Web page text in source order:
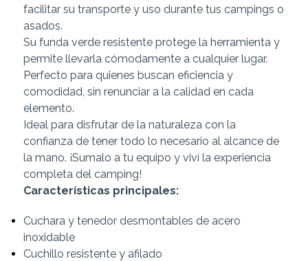
facilitar su transporte y uso durante tus campings o
asados.
Su funda verde resistente protege la herramienta y
permite llevarla cómodamente a cualquier lugar.
Perfecto para quienes buscan eficiencia y
comodidad, sin renunciar a la calidad en cada
elemento.
Ideal para disfrutar de la naturaleza con la
confianza de tener todo lo necesario al alcance de
la mano. ¡Sumalo a tu equipo y viví la experiencia
completa del camping!
Características principales:
Cuchara y tenedor desmontables de acero
inoxidable
Cuchillo resistente y afilado